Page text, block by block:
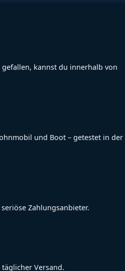
kannst du innerhalb von
und Boot – getestet in der
Zahlungsanbieter.
Versand.